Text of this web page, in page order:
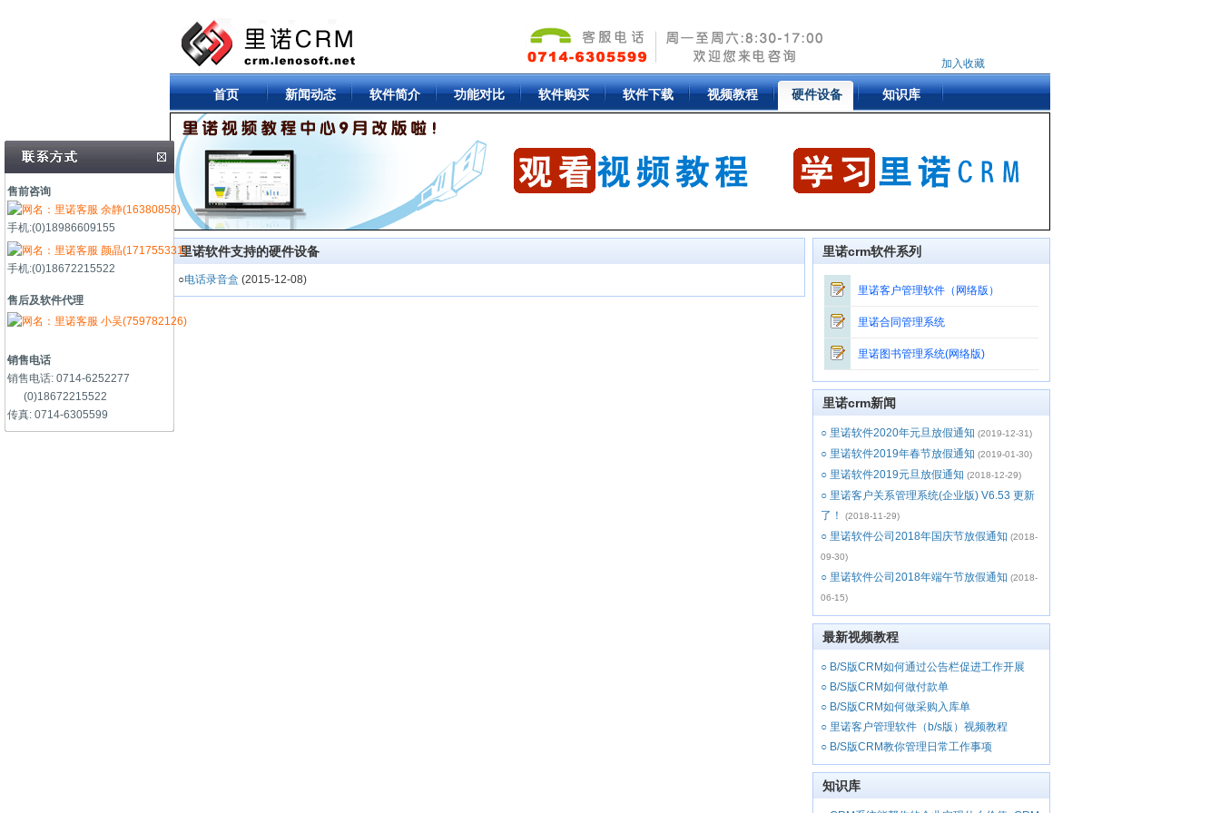
加入收藏
首页 新闻动态 软件简介 功能对比 软件购买 软件下载 视频教程 硬件设备 知识库
里诺软件支持的硬件设备
○电话录音盒 (2015-12-08)
里诺crm软件系列
里诺客户管理软件（网络版）
里诺合同管理系统
里诺图书管理系统(网络版)
里诺crm新闻
○ 里诺软件2020年元旦放假通知 (2019-12-31)
○ 里诺软件2019年春节放假通知 (2019-01-30)
○ 里诺软件2019元旦放假通知 (2018-12-29)
○ 里诺客户关系管理系统(企业版) V6.53 更新
了！
(2018-11-29)
○ 里诺软件公司2018年国庆节放假通知 (2018-
09-30)
○ 里诺软件公司2018年端午节放假通知 (2018-
06-15)
最新视频教程
○ B/S版CRM如何通过公告栏促进工作开展
○ B/S版CRM如何做付款单
○ B/S版CRM如何做采购入库单
○ 里诺客户管理软件（b/s版）视频教程
○ B/S版CRM教你管理日常工作事项
知识库
售前咨询
余静(16380858)
手机:(0)18986609155
颜晶(171755331)
手机:(0)18672215522
售后及软件代理
小吴(759782126)
销售电话
销售电话: 0714-6252277
(0)18672215522
传真: 0714-6305599